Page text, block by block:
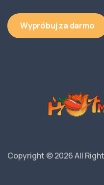
Wypróbuj za darmo
Copyright © 2026All